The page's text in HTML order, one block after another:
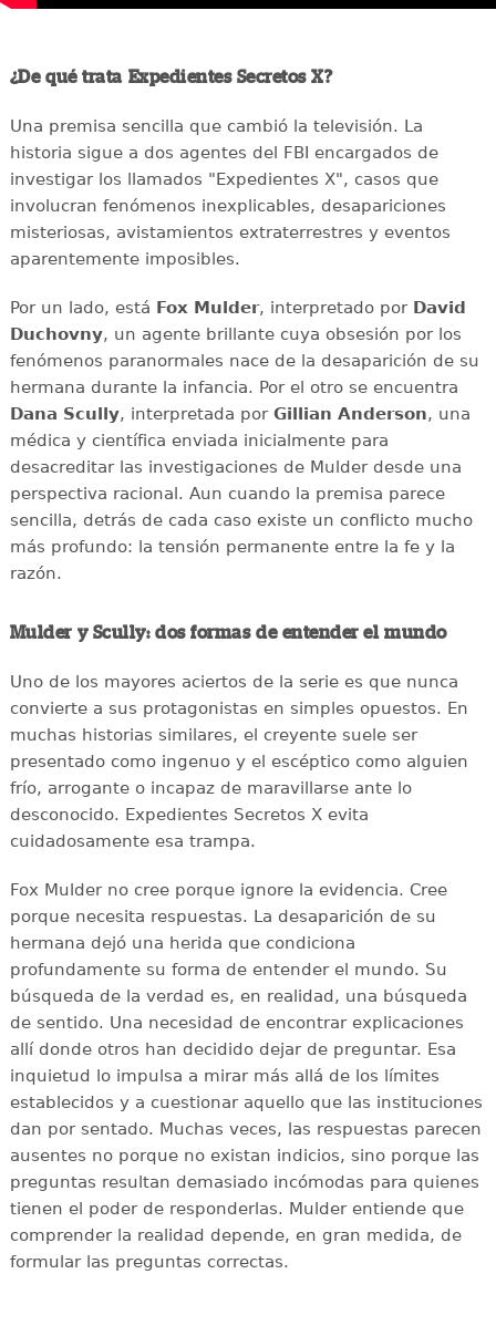
¿De qué trata Expedientes Secretos X?
Una premisa sencilla que cambió la televisión. La
historia sigue a dos agentes del FBI encargados de
investigar los llamados "Expedientes X", casos que
involucran fenómenos inexplicables, desapariciones
misteriosas, avistamientos extraterrestres y eventos
aparentemente imposibles.
Por un lado, está Fox Mulder, interpretado por David
Duchovny, un agente brillante cuya obsesión por los
fenómenos paranormales nace de la desaparición de su
hermana durante la infancia. Por el otro se encuentra
Dana Scully, interpretada por Gillian Anderson, una
médica y científica enviada inicialmente para
desacreditar las investigaciones de Mulder desde una
perspectiva racional. Aun cuando la premisa parece
sencilla, detrás de cada caso existe un conflicto mucho
más profundo: la tensión permanente entre la fe y la
razón.
Mulder y Scully: dos formas de entender el mundo
Uno de los mayores aciertos de la serie es que nunca
convierte a sus protagonistas en simples opuestos. En
muchas historias similares, el creyente suele ser
presentado como ingenuo y el escéptico como alguien
frío, arrogante o incapaz de maravillarse ante lo
desconocido. Expedientes Secretos X evita
cuidadosamente esa trampa.
Fox Mulder no cree porque ignore la evidencia. Cree
porque necesita respuestas. La desaparición de su
hermana dejó una herida que condiciona
profundamente su forma de entender el mundo. Su
búsqueda de la verdad es, en realidad, una búsqueda
de sentido. Una necesidad de encontrar explicaciones
allí donde otros han decidido dejar de preguntar. Esa
inquietud lo impulsa a mirar más allá de los límites
establecidos y a cuestionar aquello que las instituciones
dan por sentado. Muchas veces, las respuestas parecen
ausentes no porque no existan indicios, sino porque las
preguntas resultan demasiado incómodas para quienes
tienen el poder de responderlas. Mulder entiende que
comprender la realidad depende, en gran medida, de
formular las preguntas correctas.